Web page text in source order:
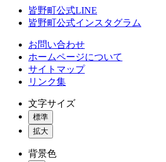
皆野町公式LINE
皆野町公式インスタグラム
お問い合わせ
ホームページについて
サイトマップ
リンク集
文字サイズ
標準
拡大
背景色